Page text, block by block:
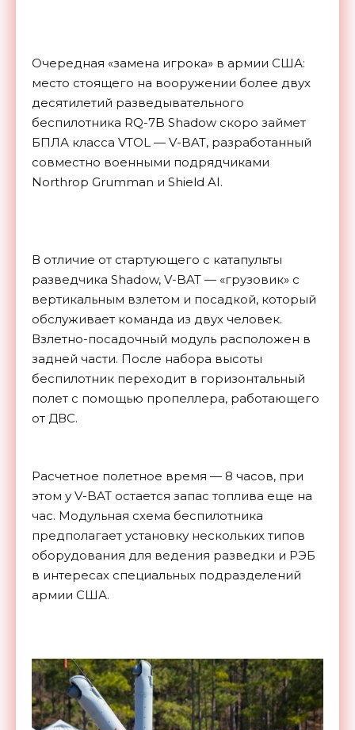
Очередная «замена игрока» в армии США:
место стоящего на вооружении более двух
десятилетий разведывательного
беспилотника RQ-7B Shadow скоро займет
БПЛА класса VTOL — V-BAT, разработанный
совместно военными подрядчиками
Northrop Grumman и Shield AI.
В отличие от стартующего с катапульты
разведчика Shadow, V-BAT — «грузовик» с
вертикальным взлетом и посадкой, который
обслуживает команда из двух человек.
Взлетно-посадочный модуль расположен в
задней части. После набора высоты
беспилотник переходит в горизонтальный
полет с помощью пропеллера, работающего
от ДВС.
Расчетное полетное время — 8 часов, при
этом у V-BAT остается запас топлива еще на
час. Модульная схема беспилотника
предполагает установку нескольких типов
оборудования для ведения разведки и РЭБ
в интересах специальных подразделений
армии США.